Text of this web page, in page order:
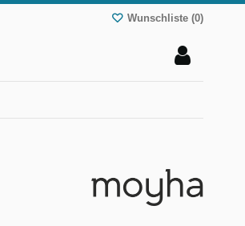
Wunschliste (0)